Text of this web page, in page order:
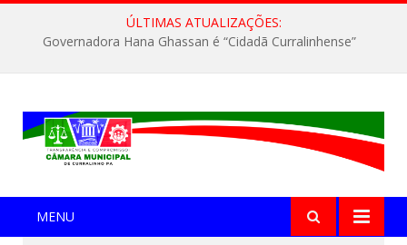
ÚLTIMAS ATUALIZAÇÕES:
Governadora Hana Ghassan é “Cidadã Curralinhense”
MENU